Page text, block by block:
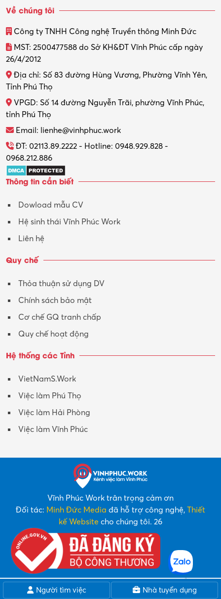
Về chúng tôi
Công ty TNHH Công nghệ Truyền thông Minh Đức
MST: 2500477588 do Sở KH&ĐT Vĩnh Phúc cấp ngày
26/4/2012
Địa chỉ: Số 83 đường Hùng Vương, Phường Vĩnh Yên,
Tỉnh Phú Thọ
VPGD: Số 14 đường Nguyễn Trãi, phường Vĩnh Phúc,
tỉnh Phú Thọ
Email: lienhe@vinhphuc.work
ĐT: 02113.89.2222 - Hotline: 0948.929.828 -
0968.212.886
Thông tin cần biết
Dowload mẫu CV
Hệ sinh thái Vĩnh Phúc Work
Liên hệ
Quy chế
Thỏa thuận sử dụng DV
Chính sách bảo mật
Cơ chế GQ tranh chấp
Quy chế hoạt động
Hệ thống các Tỉnh
VietNamS.Work
Việc làm Phú Thọ
Việc làm Hải Phòng
Việc làm Vĩnh Phúc
Vĩnh Phúc Work trân trọng cảm ơn
Đối tác: Minh Đức Media đã hỗ trợ công nghệ, Thiết
kế Website cho chúng tôi. 26
Người tìm việc Nhà tuyển dụng